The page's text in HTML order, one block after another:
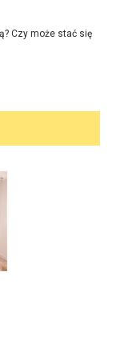
Czy może stać się